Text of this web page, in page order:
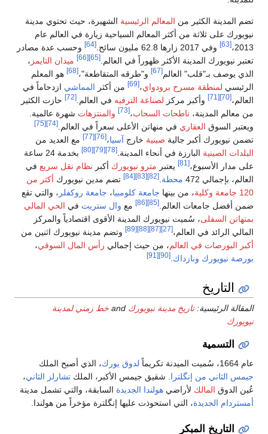
الشهيرة، حيث تحتوي مدينة
زيارة في العالم عام
[64]
وحسب عدة مصادر
في العالم.
ميدان التايمز
المتقاطعة"،
هو المعلم
من أكثر المماشي ازدحاماً في
في العالم.
حازت الكثير
والمنتزهاتشهرة عالمية.
سعراً في العالم.
آسيا،
مع العديد من
[80]
بخدمة 24 ساعة
أكبرنظام نقل سريعفي
تضم مدين نيويورك أكثر من
، جامعة روكفلر ، والتي تقع
وال ستريت فيالحي المالي
الأقوى اقتصادياً والمركز
وتضم مدينة نيويورك اثنين من
إجماليرأس المال السوقي،
خط زمني لمدينة
يورك، الذي أصبح الملك
الأكبر، الملكتشارلز الثاني،
السابقة، والتي تشمل مدينة
إنگلترة مؤخراً من هولندا.